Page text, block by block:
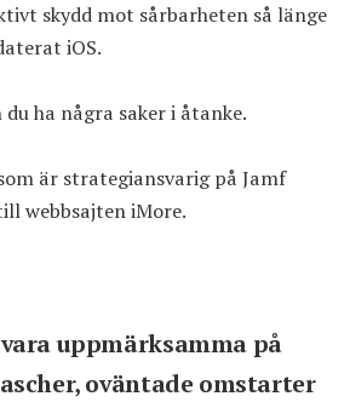
skydd mot sårbarheten så länge
iOS.
ha några saker i åtanke.
är strategiansvarig på Jamf
webbsajten iMore.
uppmärksamma på
oväntade omstarter